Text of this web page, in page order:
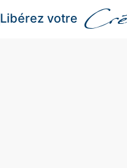
Libérez votre